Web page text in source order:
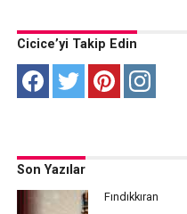
Cicice’yi Takip Edin
Son Yazılar
Fındıkkıran